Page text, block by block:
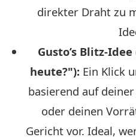
direkter Draht zu
Gusto’s Blitz-
heute?"):Ein Klick
basierend auf
oder deinen
Gericht vor. Ideal,